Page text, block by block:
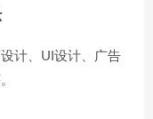
计、UI设计、广告